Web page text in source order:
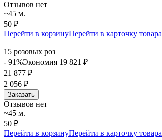
Отзывов нет
~45 м.
50 ₽
Перейти в корзинуПерейти в карточку товара
15 розовых роз
- 91%Экономия 19 821 ₽
21 877 ₽
2 056 ₽
Заказать
Отзывов нет
~45 м.
50 ₽
Перейти в корзинуПерейти в карточку товара